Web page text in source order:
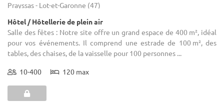
Prayssas - Lot-et-Garonne (47)
Hôtel / Hôtellerie de plein air
Salle des fêtes : Notre site offre un grand espace de 400 m², idéal
pour vos événements. Il comprend une estrade de 100 m², des
tables, des chaises, de la vaisselle pour 100 personnes ...
10-400 120 max